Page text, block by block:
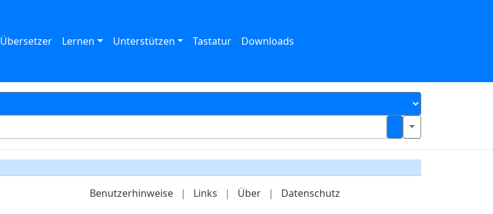
Übersetzer Lernen Unterstützen Tastatur Downloads
Benutzerhinweise | Links | Über | Datenschutz